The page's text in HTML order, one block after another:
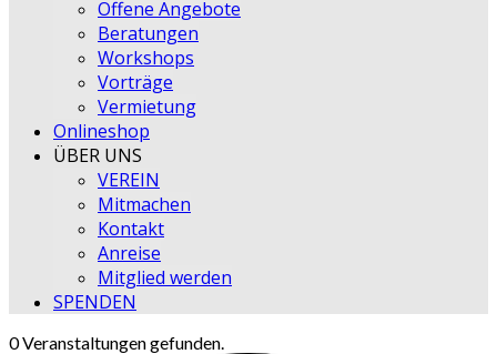
Offene Angebote
Beratungen
Workshops
Vorträge
Vermietung
Onlineshop
ÜBER UNS
VEREIN
Mitmachen
Kontakt
Anreise
Mitglied werden
SPENDEN
0 Veranstaltungen gefunden.